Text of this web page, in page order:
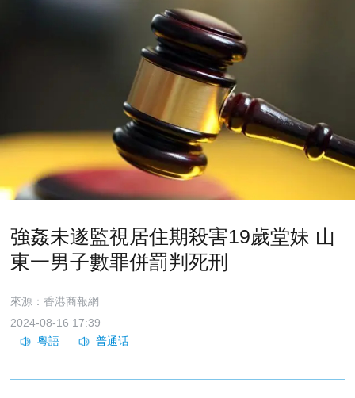
強姦未遂監視居住期殺害19歲堂妹 山
東一男子數罪併罰判死刑
來源：香港商報網
2024-08-16 17:39